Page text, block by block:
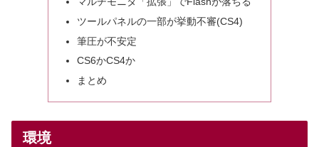
ツールパネルの一部が挙動不審(CS4)
筆圧が不安定
CS6かCS4か
まとめ
環境